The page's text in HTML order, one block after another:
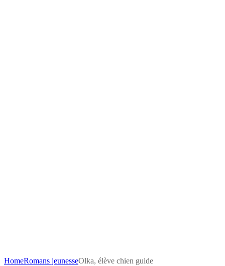
HomeRomans jeunesseOlka, élève chien guide